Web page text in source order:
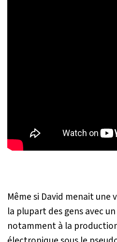
Même si David menait une
la plupart des gens avec
notamment à la